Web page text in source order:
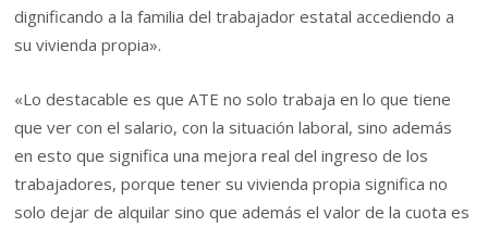
dignificando a la familia del trabajador estatal accediendo a
su vivienda propia».
«Lo destacable es que ATE no solo trabaja en lo que tiene
que ver con el salario, con la situación laboral, sino además
en esto que significa una mejora real del ingreso de los
trabajadores, porque tener su vivienda propia significa no
solo dejar de alquilar sino que además el valor de la cuota es